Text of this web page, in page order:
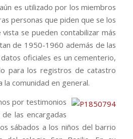
es utilizado por los miembros
personas que piden que se los
se pueden contabilizar más
de 1950-1960 además de las
oficiales es un cementerio,
para los registros de catastro
la comunidad en general.
por testimonios
las encargadas
sábados a los niños del barrio